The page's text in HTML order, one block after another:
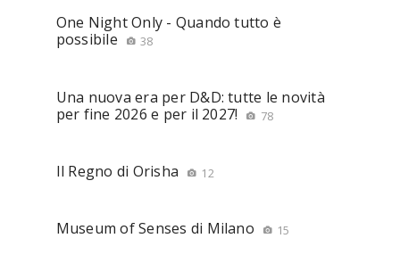
One Night Only - Quando tutto è
possibile
38
Una nuova era per D&D: tutte le novità
per fine 2026 e per il 2027!
78
Il Regno di Orisha 12
Museum of Senses di Milano 15